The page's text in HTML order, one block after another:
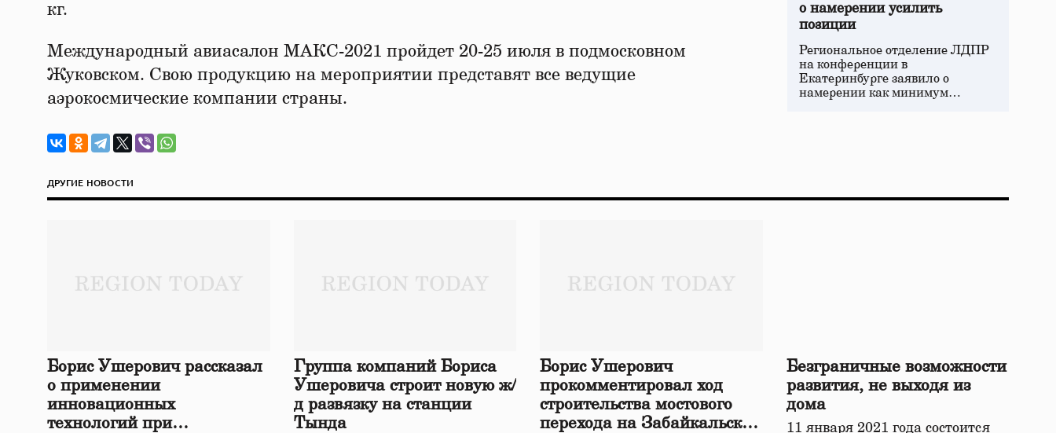
кг.
Международный авиасалон МАКС-2021 пройдет 20-25 июля в подмосковном
Жуковском. Свою продукцию на мероприятии представят все ведущие
аэрокосмические компании страны.
о намерении усилить
позиции
Региональное отделение ЛДПР
на конференции в
Екатеринбурге заявило о
намерении как минимум…
ДРУГИЕ НОВОСТИ
Борис Ушерович рассказал
о применении
инновационных
технологий при
Группа компаний Бориса
Ушеровича строит новую ж/
д развязку на станции
Тында
Борис Ушерович
прокомментировал ход
строительства мостового
перехода на Забайкальской
Безграничные возможности
развития, не выходя из
дома
11 января 2021 года состоится